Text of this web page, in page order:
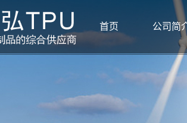
首页 公司简
公司简介
资质荣誉